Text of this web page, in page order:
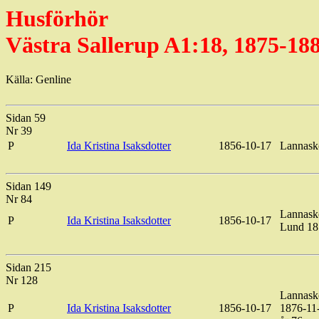
Husförhör
Västra Sallerup A1:18, 1875-
Källa: Genline
Sidan 59
Nr 39
P
Ida Kristina Isaksdotter 1856-10-17
Sidan 149
Nr 84
P
Ida Kristina Isaksdotter 1856-10-17
Lund
Sidan 215
Nr 128
P Ida Kristina Isaksdotter 1856-10-17
1876-